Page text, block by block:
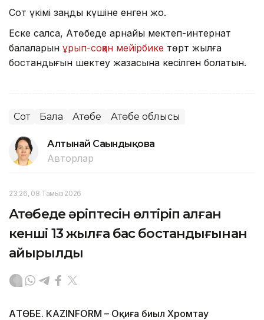
Сот үкімі заңды күшіне енген жоқ.
Еске салсақ, Ақтөбеде арнайы мектеп-интернат
балаларын ұрып-соққан мейірбике төрт жылға
бостандығын шектеу жазасына кесілген болатын.
Сот Бала Ақтөбе Ақтөбе облысы
Алтынай Сағындықова
Авторлар
23:26, 08 Тамыз 2026
Ақтөбеде әріптесін өлтіріп алған
кенші 13 жылға бас бостандығынан
айырылды
АҚТӨБЕ. KAZINFORM – Оқиға биыл Хромтау